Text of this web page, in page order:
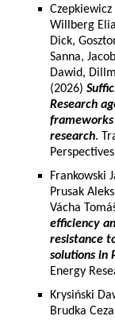
Willberg
Dick,
Sanna,
Dawid,
(2026)
Research
research.
Frankowski
Prusak
Vácha
efficiency
resistance
solutions in
Energy
Krysiński
Brudka